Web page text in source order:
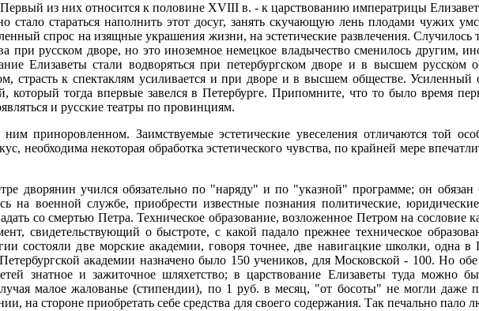
Первый из них относится к половине XVIII в. - к царствованию императрицы
стало стараться наполнить этот досуг, занять скучающую лень плодами чужих
спрос на изящные украшения жизни, на эстетические развлечения.
при русском дворе, но это иноземное немецкое владычество сменилось другим,
Елизаветы стали водворяться при петербургском дворе и в высшем русском
страсть к спектаклям усиливается и при дворе и в высшем обществе. Усиленный
тогда впервые завелся в Петербурге. Припомните, что то было время
и русские театры по провинциям.
приноровленном. Заимствуемые эстетические увеселения отличаются той
необходима некоторая обработка эстетического чувства, по крайней мере
дворянин учился обязательно по "наряду" и по "указной" программе; он обязан
на военной службе, приобрести известные познания политические,
со смертью Петра. Техническое образование, возложенное Петром на сословие
свидетельствующий о быстроте, с какой падало прежнее техническое
состояли две морские академии, говоря точнее, две навигацкие школки, одна
академии назначено было 150 учеников, для Московской - 100. Но
знатное и зажиточное шляхетство; в царствование Елизаветы туда можно
малое жалованье (стипендии), по 1 руб. в месяц, "от босоты" не могли
на стороне приобретать себе средства для своего содержания. Так печально